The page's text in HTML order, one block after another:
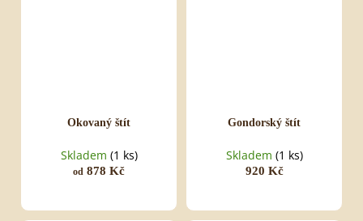
Okovaný štít
Skladem (1 ks)
od 878 Kč
Gondorský štít
Skladem (1 ks)
920 Kč